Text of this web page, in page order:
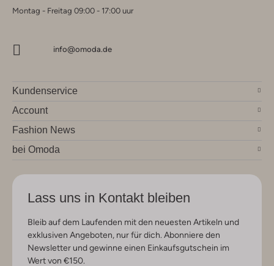
Montag - Freitag 09:00 - 17:00 uur
info@omoda.de
Kundenservice
Account
Fashion News
bei Omoda
Lass uns in Kontakt bleiben
Bleib auf dem Laufenden mit den neuesten Artikeln und
exklusiven Angeboten, nur für dich. Abonniere den
Newsletter und gewinne einen Einkaufsgutschein im
Wert von €150.